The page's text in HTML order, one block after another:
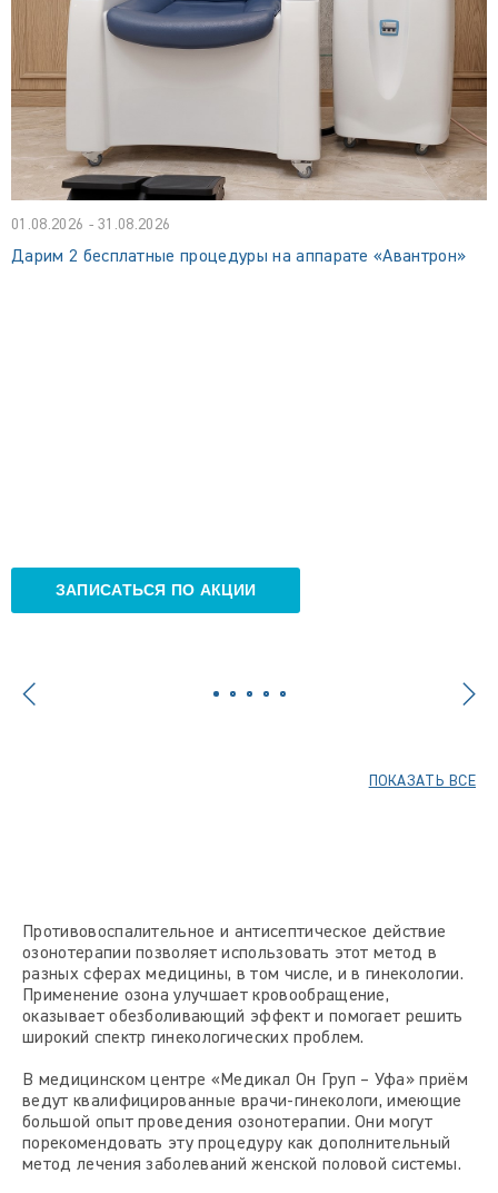
01.08.2026 - 31.08.2026
Дарим 2 бесплатные процедуры на аппарате «Авантрон»
ЗАПИСАТЬСЯ ПО АКЦИИ
ПОКАЗАТЬ ВСЕ
Противовоспалительное и антисептическое действие
озонотерапии позволяет использовать этот метод в
разных сферах медицины, в том числе, и в гинекологии.
Применение озона улучшает кровообращение,
оказывает обезболивающий эффект и помогает решить
широкий спектр гинекологических проблем.
В медицинском центре «Медикал Он Груп – Уфа» приём
ведут квалифицированные врачи-гинекологи, имеющие
большой опыт проведения озонотерапии. Они могут
порекомендовать эту процедуру как дополнительный
метод лечения заболеваний женской половой системы.